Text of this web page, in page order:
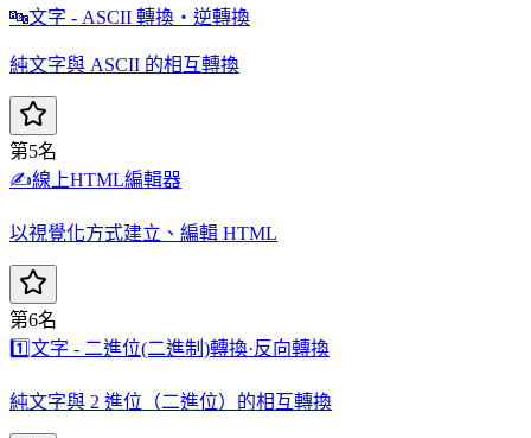
🔤文字 - ASCII 轉換・逆轉換
純文字與 ASCII 的相互轉換
第5名
✍️線上HTML編輯器
以視覺化方式建立、編輯 HTML
第6名
1️⃣文字 - 二進位(二進制)轉換·反向轉換
純文字與 2 進位（二進位）的相互轉換